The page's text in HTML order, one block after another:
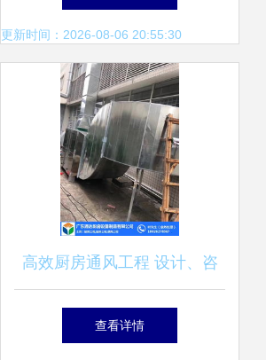
更新时间：2026-08-06 20:55:30
高效厨房通风工程 设计、咨
询与日用杂品一站式解决方案
查看详情